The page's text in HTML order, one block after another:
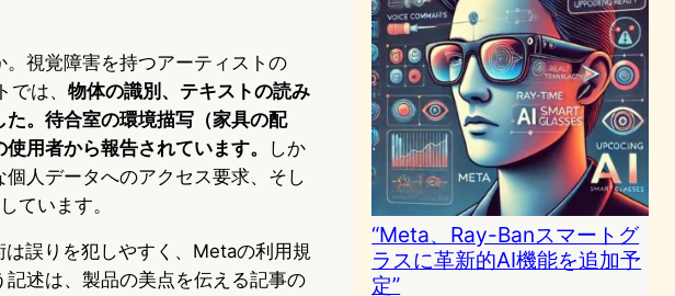
視覚障害を持つアーティストの
は、 物体の識別、テキストの読み
た。待合室の環境描写（家具の配
用者から報告されています。
しか
人データへのアクセス要求、そし
ています。
誤りを犯しやすく、Metaの利用規
述は、製品の美点を伝える記事の
“Meta、Ray-Banスマートグ
ラスに革新的AI機能を追加予
定”